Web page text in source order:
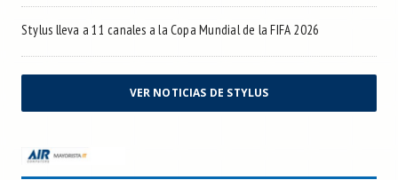
Stylus lleva a 11 canales a la Copa Mundial de la FIFA 2026
VER NOTICIAS DE STYLUS